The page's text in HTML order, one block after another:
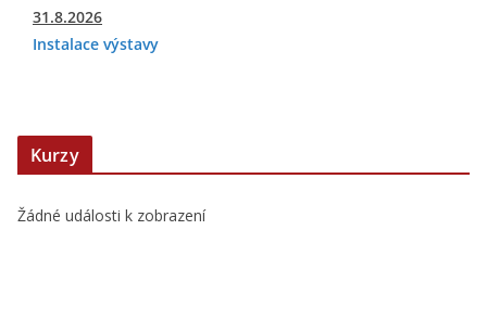
31.8.2026
Instalace výstavy
Kurzy
Žádné události k zobrazení